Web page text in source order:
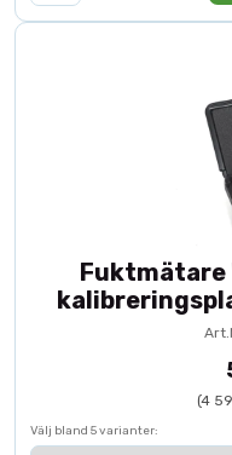
Fuktmätare
(4
Välj bland 5 varianter: